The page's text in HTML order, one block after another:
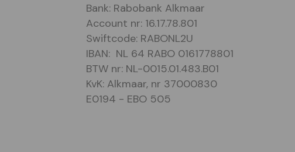
Bank: Rabobank Alkmaar
Account nr: 16.17.78.801
Swiftcode: RABONL2U
IBAN: NL 64 RABO 0161778801
BTW nr: NL-0015.01.483.B01
KvK: Alkmaar, nr 37000830
E0194 - EBO 505